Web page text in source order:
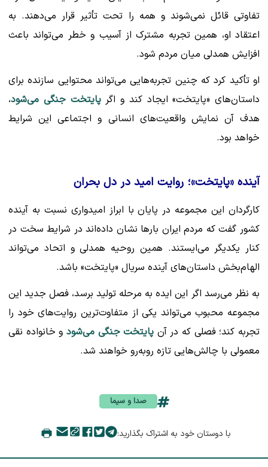
تفاوتی قائل نمی‌شوند و همه را تحت تأثیر قرار می‌دهند. به
اعتقاد او، همین تجربه مشترک از آسیب و خطر می‌تواند باعث
افزایش همدلی میان مردم شود.
او تأکید کرد که چنین تجربه‌هایی می‌تواند محتوایی سازنده برای
داستان‌های «پایتخت» ایجاد کند و اگرپایتخت جنگی می‌شود،
هدف آن نمایش واقعیت‌های انسانی و اجتماعی این شرایط
خواهد بود.
آینده «پایتخت»؛ روایت امید در دل بحران
کارگردان این مجموعه در پایان با ابراز امیدواری نسبت به آینده
کشور گفت که مردم ایران بارها نشان داده‌اند در شرایط سخت در
کنار یکدیگر می‌ایستند. همین روحیه همدلی و اتحاد می‌تواند
الهام‌بخش داستان‌های آینده سریال «پایتخت» باشد.
به نظر می‌رسد اگر این ایده به مرحله تولید برسد، فصل جدید این
مجموعه محبوب می‌تواند یکی از متفاوت‌ترین روایت‌های خود را
تجربه کند؛ فصلی که در آن پایتخت جنگی می‌شود و خانواده نقی
معمولی با چالش‌هایی تازه روبه‌رو خواهند شد.
صدا و سیما
با دوستان خود به اشتراک بگذارید: